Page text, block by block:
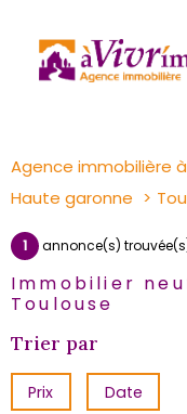
Agence immobilière
Haute garonne
1 annonce(s)
Immobilier
Toulouse
Trier par
Prix Date